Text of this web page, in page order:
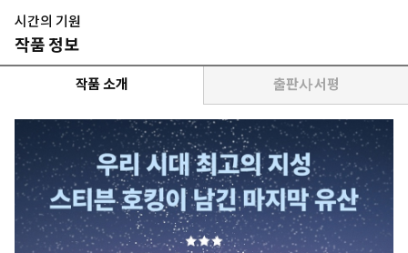
시간의 기원
작품 정보
작품 소개 출판사 서평